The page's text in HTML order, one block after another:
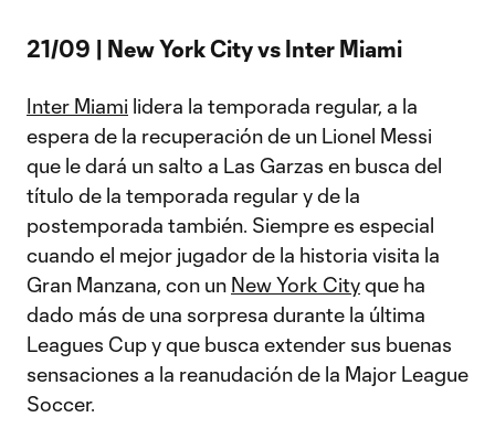
21/09 | New York City vs Inter Miami
Inter Miami lidera la temporada regular, a la
espera de la recuperación de un Lionel Messi
que le dará un salto a Las Garzas en busca del
título de la temporada regular y de la
postemporada también. Siempre es especial
cuando el mejor jugador de la historia visita la
Gran Manzana, con un New York Cityque ha
dado más de una sorpresa durante la última
Leagues Cup y que busca extender sus buenas
sensaciones a la reanudación de la Major League
Soccer.